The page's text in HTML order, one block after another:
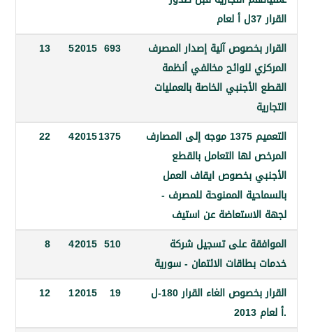
بخصوص آلية إصدار المصرف
للوائح مخالفي أنظمة
الخاصة بالعمليات
693
2015
13
التعميم 1375 موجه إلى المصارف
لها التعامل بالقطع
بخصوص ايقاف العمل
الممنوحة للمصرف -
عن استيف
1375
2015
22
على تسجيل شركة
الائتمان - سورية
510
8
القرار بخصوص الغاء القرار 180-ل
19
12